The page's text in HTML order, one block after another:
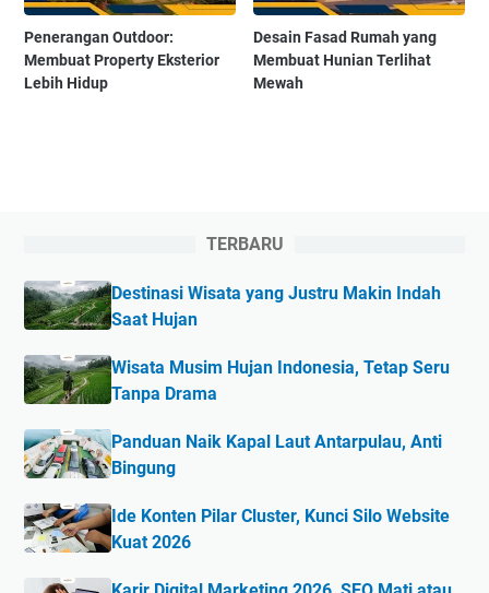
Penerangan Outdoor:
Membuat Property Eksterior
Lebih Hidup
Desain Fasad Rumah yang
Membuat Hunian Terlihat
Mewah
TERBARU
Destinasi Wisata yang Justru Makin Indah
Saat Hujan
Wisata Musim Hujan Indonesia, Tetap Seru
Tanpa Drama
Panduan Naik Kapal Laut Antarpulau, Anti
Bingung
Ide Konten Pilar Cluster, Kunci Silo Website
Kuat 2026